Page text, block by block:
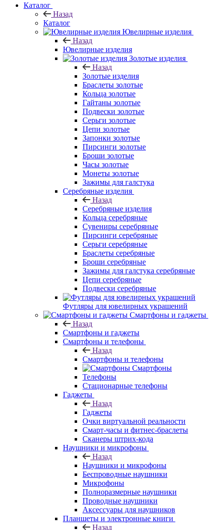
Каталог
Назад
Каталог
Ювелирные изделия
Назад
Ювелирные изделия
Золотые изделия
Назад
Золотые изделия
Браслеты золотые
Кольца золотые
Гайтаны золотые
Подвески золотые
Серьги золотые
Цепи золотые
Запонки золотые
Пирсинги золотые
Броши золотые
Часы золотые
Монеты золотые
Зажимы для галстука
Серебряные изделия
Назад
Серебряные изделия
Кольца серебряные
Сувениры серебряные
Пирсинги серебряные
Серьги серебряные
Браслеты серебряные
Броши серебряные
Зажимы для галстука серебряные
Цепи серебряные
Подвески серебряные
Футляры для ювелирных украшений
Смартфоны и гаджеты
Назад
Смартфоны и гаджеты
Смартфоны и телефоны
Назад
Смартфоны и телефоны
Смартфоны
Телефоны
Стационарные телефоны
Гаджеты
Назад
Гаджеты
Очки виртуальной реальности
Смарт-часы и фитнес-браслеты
Сканеры штрих-кода
Наушники и микрофоны
Назад
Наушники и микрофоны
Беспроводные наушники
Микрофоны
Полноразмерные наушники
Проводные наушники
Аксессуары для наушников
Планшеты и электронные книги
Назад